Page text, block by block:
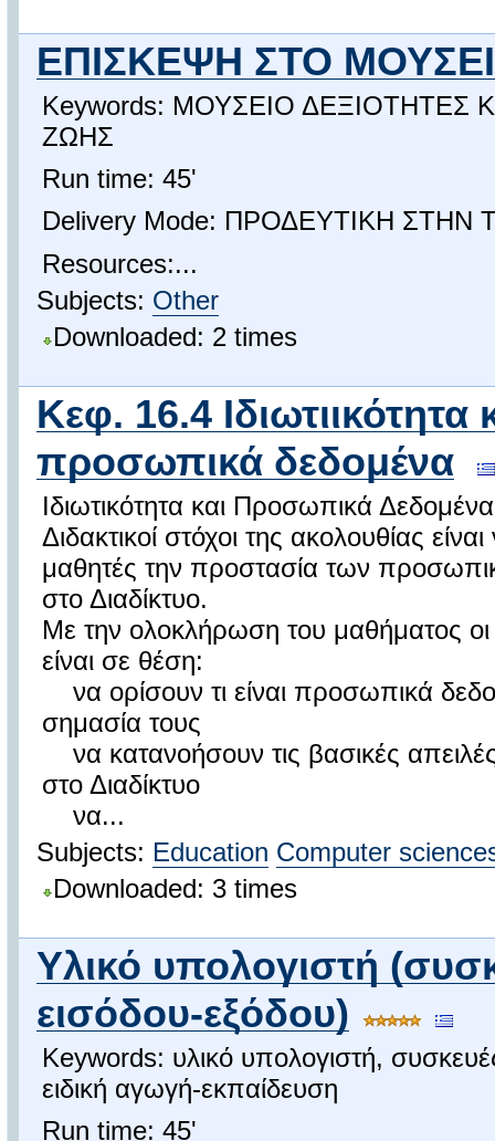
ΕΠΙΣΚΕΨΗ ΣΤΟ
Keywords: ΜΟΥΣΕΙΟ ΔΕΞΙΟΤΗΤΕΣ
ΖΩΗΣ
Run time: 45'
Delivery Mode: ΠΡΟΔΕΥΤΙΚΗ ΣΤΗΝ
Resources:...
Subjects: Other
Downloaded: 2 times
Κεφ. 16.4 Ιδιωτιικότητα
προσωπικά δεδομένα
Ιδιωτικότητα και Προσωπικά
Διδακτικοί στόχοι της ακολουθίας
μαθητές την προστασία των
στο Διαδίκτυο.
Με την ολοκλήρωση του μαθήματος
είναι σε θέση:
να ορίσουν τι είναι προσωπικά
σημασία τους
να κατανοήσουν τις βασικές απειλές
στο Διαδίκτυο
να...
Subjects: Education Computer
Downloaded: 3 times
Υλικό υπολογιστή
εισόδου-εξόδου)
Keywords: υλικό υπολογιστή,
ειδική αγωγή-εκπαίδευση
Run time: 45'